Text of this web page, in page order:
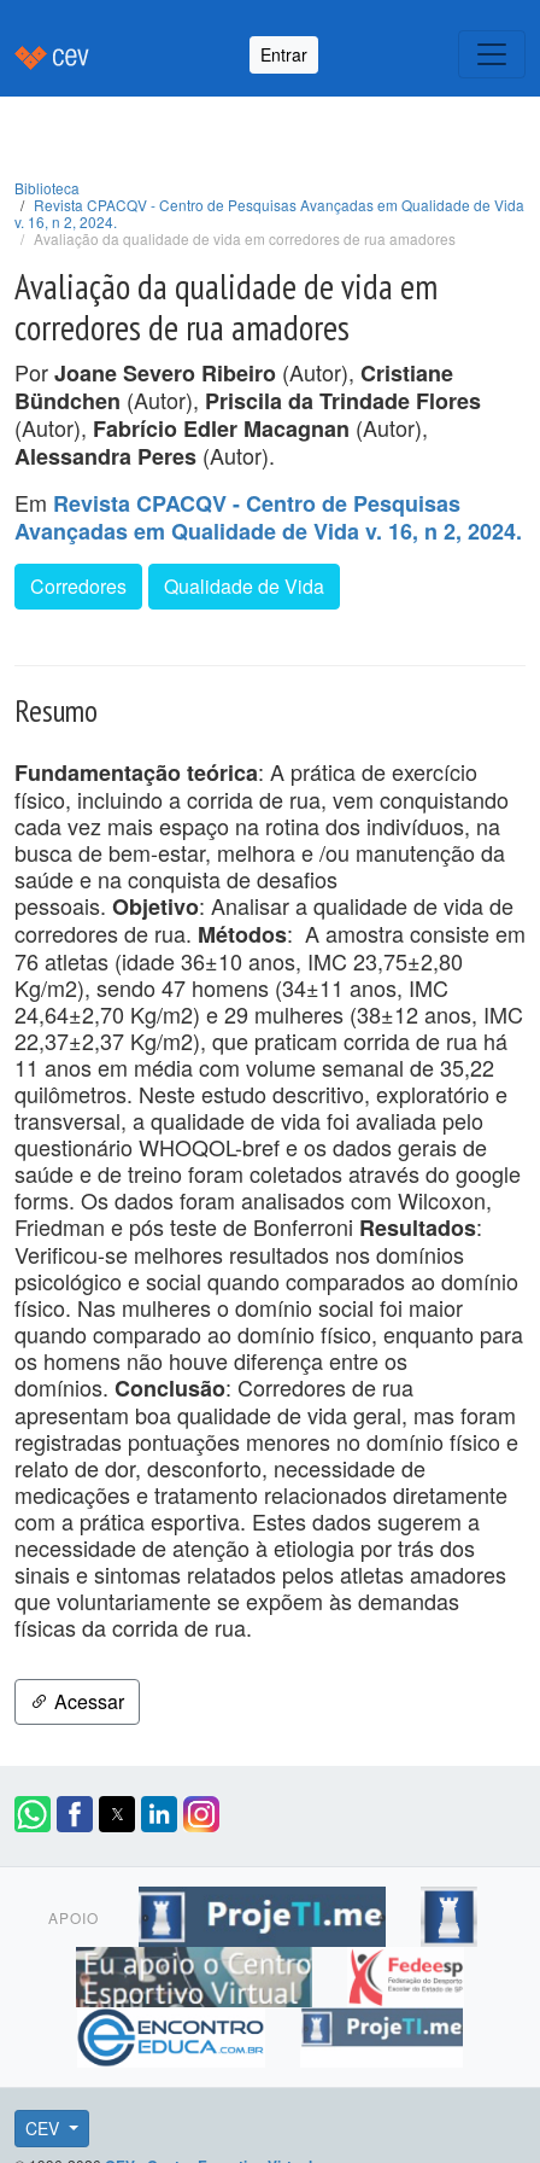
Entrar
Biblioteca
Revista CPACQV - Centro de Pesquisas Avançadas em Qualidade de Vida
v. 16, n 2, 2024.
Avaliação da qualidade de vida em corredores de rua amadores
Avaliação da qualidade de vida em
corredores de rua amadores
PorJoane Severo Ribeiro (Autor), Cristiane
Bündchen (Autor), Priscila da Trindade Flores
(Autor), Fabrício Edler Macagnan (Autor),
Alessandra Peres (Autor).
Em Revista CPACQV - Centro de Pesquisas
Avançadas em Qualidade de Vida v. 16, n 2, 2024.
Corredores Qualidade de Vida
Resumo
Fundamentação teórica: A prática de exercício
físico, incluindo a corrida de rua, vem conquistando
cada vez mais espaço na rotina dos indivíduos, na
busca de bem-estar, melhora e /ou manutenção da
saúde e na conquista de desafios
pessoais. Objetivo: Analisar a qualidade de vida de
corredores de rua. Métodos: A amostra consiste em
76 atletas (idade 36±10 anos, IMC 23,75±2,80
Kg/m2), sendo 47 homens (34±11 anos, IMC
24,64±2,70 Kg/m2) e 29 mulheres (38±12 anos, IMC
22,37±2,37 Kg/m2), que praticam corrida de rua há
11 anos em média com volume semanal de 35,22
quilômetros. Neste estudo descritivo, exploratório e
transversal, a qualidade de vida foi avaliada pelo
questionário WHOQOL-bref e os dados gerais de
saúde e de treino foram coletados através do google
forms. Os dados foram analisados com Wilcoxon,
Friedman e pós teste de Bonferroni Resultados:
Verificou-se melhores resultados nos domínios
psicológico e social quando comparados ao domínio
físico. Nas mulheres o domínio social foi maior
quando comparado ao domínio físico, enquanto para
os homens não houve diferença entre os
domínios. Conclusão: Corredores de rua
apresentam boa qualidade de vida geral, mas foram
registradas pontuações menores no domínio físico e
relato de dor, desconforto, necessidade de
medicações e tratamento relacionados diretamente
com a prática esportiva. Estes dados sugerem a
necessidade de atenção à etiologia por trás dos
sinais e sintomas relatados pelos atletas amadores
que voluntariamente se expõem às demandas
físicas da corrida de rua.
Acessar
APOIO
CEV